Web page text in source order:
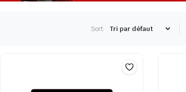
Sort: